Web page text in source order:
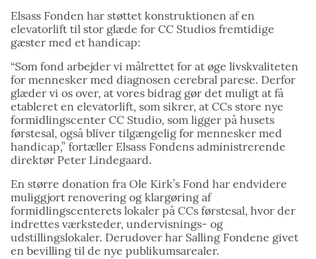
Elsass Fonden har støttet konstruktionen af en
elevatorlift til stor glæde for CC Studios fremtidige
gæster med et handicap:
“Som fond arbejder vi målrettet for at øge livskvaliteten
for mennesker med diagnosen cerebral parese. Derfor
glæder vi os over, at vores bidrag gør det muligt at få
etableret en elevatorlift, som sikrer, at CCs store nye
formidlingscenter CC Studio, som ligger på husets
førstesal, også bliver tilgængelig for mennesker med
handicap,” fortæller Elsass Fondens administrerende
direktør Peter Lindegaard.
En større donation fra Ole Kirk’s Fond har endvidere
muliggjort renovering og klargøring af
formidlingscenterets lokaler på CCs førstesal, hvor der
indrettes værksteder, undervisnings- og
udstillingslokaler. Derudover har Salling Fondene givet
en bevilling til de nye publikumsarealer.